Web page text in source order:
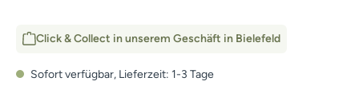
Click & Collect in unserem Geschäft in Bielefeld
Sofort verfügbar, Lieferzeit: 1-3 Tage